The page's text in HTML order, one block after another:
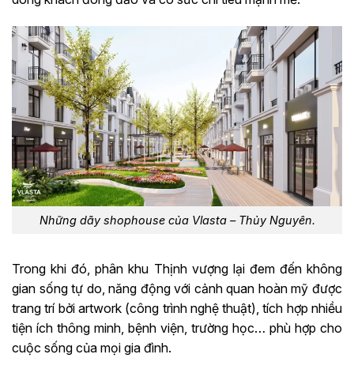
Những dãy shophouse của Vlasta – Thủy Nguyên.
Trong khi đó, phân khu Thịnh vượng lại đem đến không
gian sống tự do, năng động với cảnh quan hoàn mỹ được
trang trí bởi artwork (công trình nghệ thuật), tích hợp nhiều
tiện ích thông minh, bệnh viện, trường học… phù hợp cho
cuộc sống của mọi gia đình.